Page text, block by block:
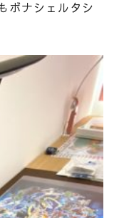
ボナシェルタシ